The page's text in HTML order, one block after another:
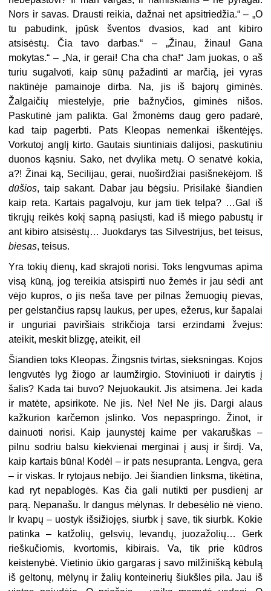
Nors ir savas. Drausti reikia, dažnai net apsitriedžia.“ – „O
tu pabudink, įpūsk šventos dvasios, kad ant kibiro
atsisėstų. Čia tavo darbas.“ – „Žinau, žinau! Gana
mokytas.“ – „Na, ir gerai! Cha cha cha!“ Jam juokas, o aš
turiu sugalvoti, kaip sūnų pažadinti ar marčią, jei vyras
naktinėje pamainoje dirba. Na, jis iš bajorų giminės.
Žalgaičių miestelyje, prie bažnyčios, giminės nišos.
Paskutinė jam palikta. Gal žmonėms daug gero padarė,
kad taip pagerbti. Pats Kleopas nemenkai iškentėjęs.
Vorkutoj anglį kirto. Gautais siuntiniais dalijosi, paskutiniu
duonos kąsniu. Sako, net dvylika metų. O senatvė kokia,
a?! Žinai ką, Secilijau, gerai, nuoširdžiai pasišnekėjom. Iš
dūšios, taip sakant. Dabar jau bėgsiu. Prisilakė šiandien
kaip reta. Kartais pagalvoju, kur jam tiek telpa? …Gal iš
tikrųjų reikės kokį sapną pasiųsti, kad iš miego pabustų ir
ant kibiro atsisėstų… Juokdarys tas Silvestrijus, bet teisus,
biesas, teisus.
Yra tokių dienų, kad skrajoti norisi. Toks lengvumas apima
visą kūną, jog tereikia atsispirti nuo žemės ir jau sėdi ant
vėjo kupros, o jis neša tave per pilnas žemuogių pievas,
per gelstančius rapsų laukus, per upes, ežerus, kur šapalai
ir unguriai paviršiais strikčioja tarsi erzindami žvejus:
ateikit, meskit blizgę, ateikit, ei!
Šiandien toks Kleopas. Žingsnis tvirtas, sieksningas. Kojos
lengvutės lyg žiogo ar laumžirgio. Stoviniuoti ir dairytis į
šalis? Kada tai buvo? Nejuokaukit. Jis atsimena. Jei kada
ir matėte, apsirikote. Ne jis. Ne! Ne! Ne jis. Dargi alaus
kažkurion karčemon įslinko. Vos nepaspringo. Žinot, ir
dainuoti norisi. Kaip jaunystėj kaime per vakaruškas –
pilnu sodriu balsu kiekvienai merginai į ausį ir širdį. Va,
kaip kartais būna! Kodėl – ir pats nesupranta. Lengva, gera
– ir viskas. Ir rytojaus nebijo. Jei šiandien linksma, tikėtina,
kad ryt nepablogės. Kas čia gali nutikti per pusdienį ar
parą. Nepanašu. Ir dangus mėlynas. Ir debesėlio nė vieno.
Ir kvapų – uostyk išsižiojęs, siurbk į save, tik siurbk. Kokie
patinka – katžolių, gelsvių, levandų, juozažolių… Gerk
rieškučiomis, kvortomis, kibirais. Va, tik prie kūdros
keistenybė. Vietinio ūkio gargaras į savo milžinišką kėbulą
iš geltonų, mėlynų ir žalių konteinerių šiukšles pila. Jau iš